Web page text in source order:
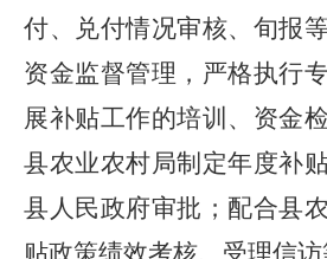
付、兑付情况审核、旬报
资金监督管理，严格执行
展补贴工作的培训、资金
县农业农村局制定年度补
县人民政府审批 ；配合县